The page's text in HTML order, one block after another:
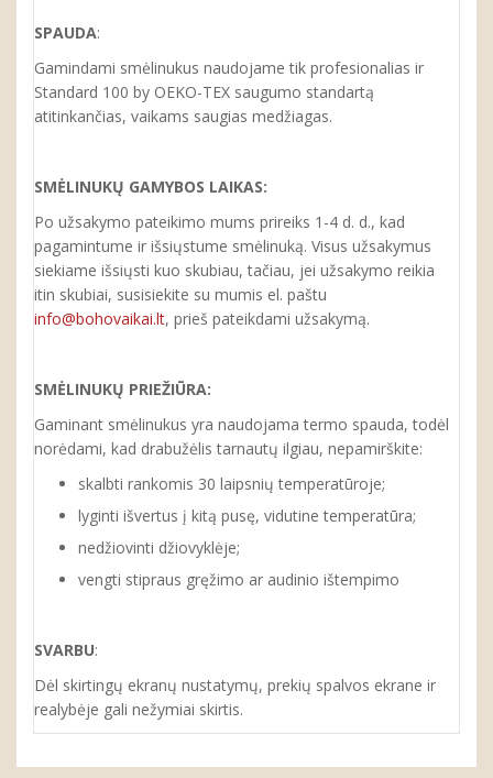
SPAUDA:
Gamindami smėlinukus naudojame tik profesionalias ir
Standard 100 by OEKO-TEX saugumo standartą
atitinkančias, vaikams saugias medžiagas.
SMĖLINUKŲ GAMYBOS LAIKAS:
Po užsakymo pateikimo mums prireiks 1-4 d. d., kad
pagamintume ir išsiųstume smėlinuką. Visus užsakymus
siekiame išsiųsti kuo skubiau, tačiau, jei užsakymo reikia
itin skubiai, susisiekite su mumis el. paštu
info@bohovaikai.lt, prieš pateikdami užsakymą.
SMĖLINUKŲ PRIEŽIŪRA:
Gaminant smėlinukus yra naudojama termo spauda, todėl
norėdami, kad drabužėlis tarnautų ilgiau, nepamirškite:
skalbti rankomis 30 laipsnių temperatūroje;
lyginti išvertus į kitą pusę, vidutine temperatūra;
nedžiovinti džiovyklėje;
vengti stipraus gręžimo ar audinio ištempimo
SVARBU:
Dėl skirtingų ekranų nustatymų, prekių spalvos ekrane ir
realybėje gali nežymiai skirtis.